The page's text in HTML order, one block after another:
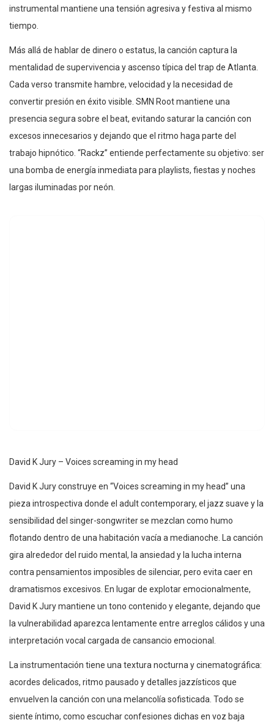
instrumental mantiene una tensión agresiva y festiva al mismo
tiempo.
Más allá de hablar de dinero o estatus, la canción captura la
mentalidad de supervivencia y ascenso típica del trap de Atlanta.
Cada verso transmite hambre, velocidad y la necesidad de
convertir presión en éxito visible. SMN Root mantiene una
presencia segura sobre el beat, evitando saturar la canción con
excesos innecesarios y dejando que el ritmo haga parte del
trabajo hipnótico. “Rackz” entiende perfectamente su objetivo: ser
una bomba de energía inmediata para playlists, fiestas y noches
largas iluminadas por neón.
David K Jury – Voices screaming in my head
David K Jury construye en “Voices screaming in my head” una
pieza introspectiva donde el adult contemporary, el jazz suave y la
sensibilidad del singer-songwriter se mezclan como humo
flotando dentro de una habitación vacía a medianoche. La canción
gira alrededor del ruido mental, la ansiedad y la lucha interna
contra pensamientos imposibles de silenciar, pero evita caer en
dramatismos excesivos. En lugar de explotar emocionalmente,
David K Jury mantiene un tono contenido y elegante, dejando que
la vulnerabilidad aparezca lentamente entre arreglos cálidos y una
interpretación vocal cargada de cansancio emocional.
La instrumentación tiene una textura nocturna y cinematográfica:
acordes delicados, ritmo pausado y detalles jazzísticos que
envuelven la canción con una melancolía sofisticada. Todo se
siente íntimo, como escuchar confesiones dichas en voz baja